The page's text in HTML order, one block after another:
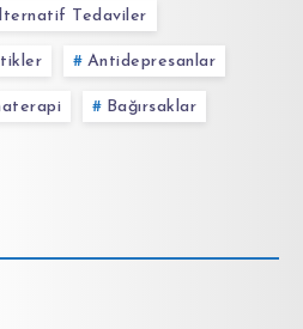
Tedaviler
Antidepresanlar
Bağırsaklar